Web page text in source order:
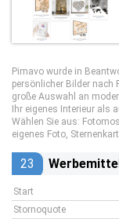
Pimavo wurde in
persönlicher Bilder nach
große Auswahl an
Ihr eigenes Interieur als
Wählen Sie aus:
eigenes Foto,
23
Start
Stornoquote